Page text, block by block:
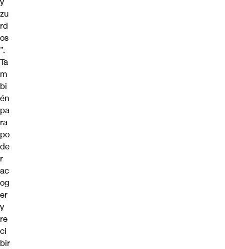
zu
rd
os
”.
Ta
m
bi
én
pa
ra
po
de
r
ac
og
er
y
re
ci
bir